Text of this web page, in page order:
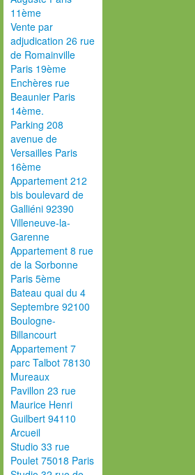
11ème
Vente par
adjudication 26 rue
de Romainville
Paris 19ème
Enchères rue
Beaunier Paris
14ème.
Parking 208
avenue de
Versailles Paris
16ème
Appartement 212
bis boulevard de
Galliéni 92390
Villeneuve-la-
Garenne
Appartement 8 rue
de la Sorbonne
Paris 5ème
Bateau quai du 4
Septembre 92100
Boulogne-
Billancourt
Appartement 7
parc Talbot 78130
Mureaux
Pavillon 23 rue
Maurice Henri
Guilbert 94110
Arcueil
Studio 33 rue
Poulet 75018 Paris